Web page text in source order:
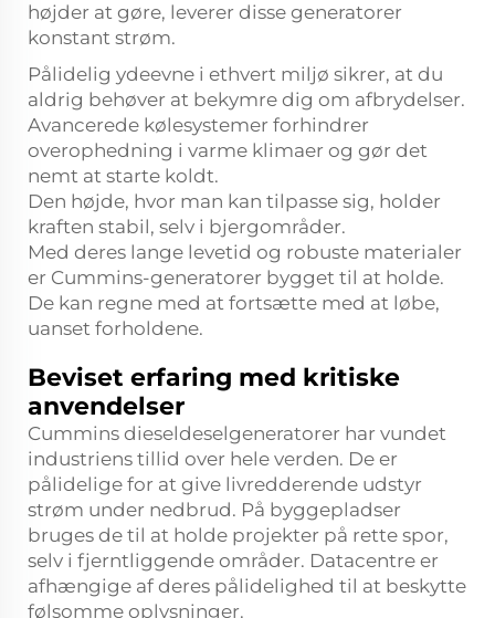
højder at gøre, leverer disse generatorer
konstant strøm.
Pålidelig ydeevne i ethvert miljø sikrer, at du
aldrig behøver at bekymre dig om afbrydelser.
Avancerede kølesystemer forhindrer
overophedning i varme klimaer og gør det
nemt at starte koldt.
Den højde, hvor man kan tilpasse sig, holder
kraften stabil, selv i bjergområder.
Med deres lange levetid og robuste materialer
er Cummins-generatorer bygget til at holde.
De kan regne med at fortsætte med at løbe,
uanset forholdene.
Beviset erfaring med kritiske
anvendelser
Cummins dieseldeselgeneratorer har vundet
industriens tillid over hele verden. De er
pålidelige for at give livredderende udstyr
strøm under nedbrud. På byggepladser
bruges de til at holde projekter på rette spor,
selv i fjerntliggende områder. Datacentre er
afhængige af deres pålidelighed til at beskytte
følsomme oplysninger.